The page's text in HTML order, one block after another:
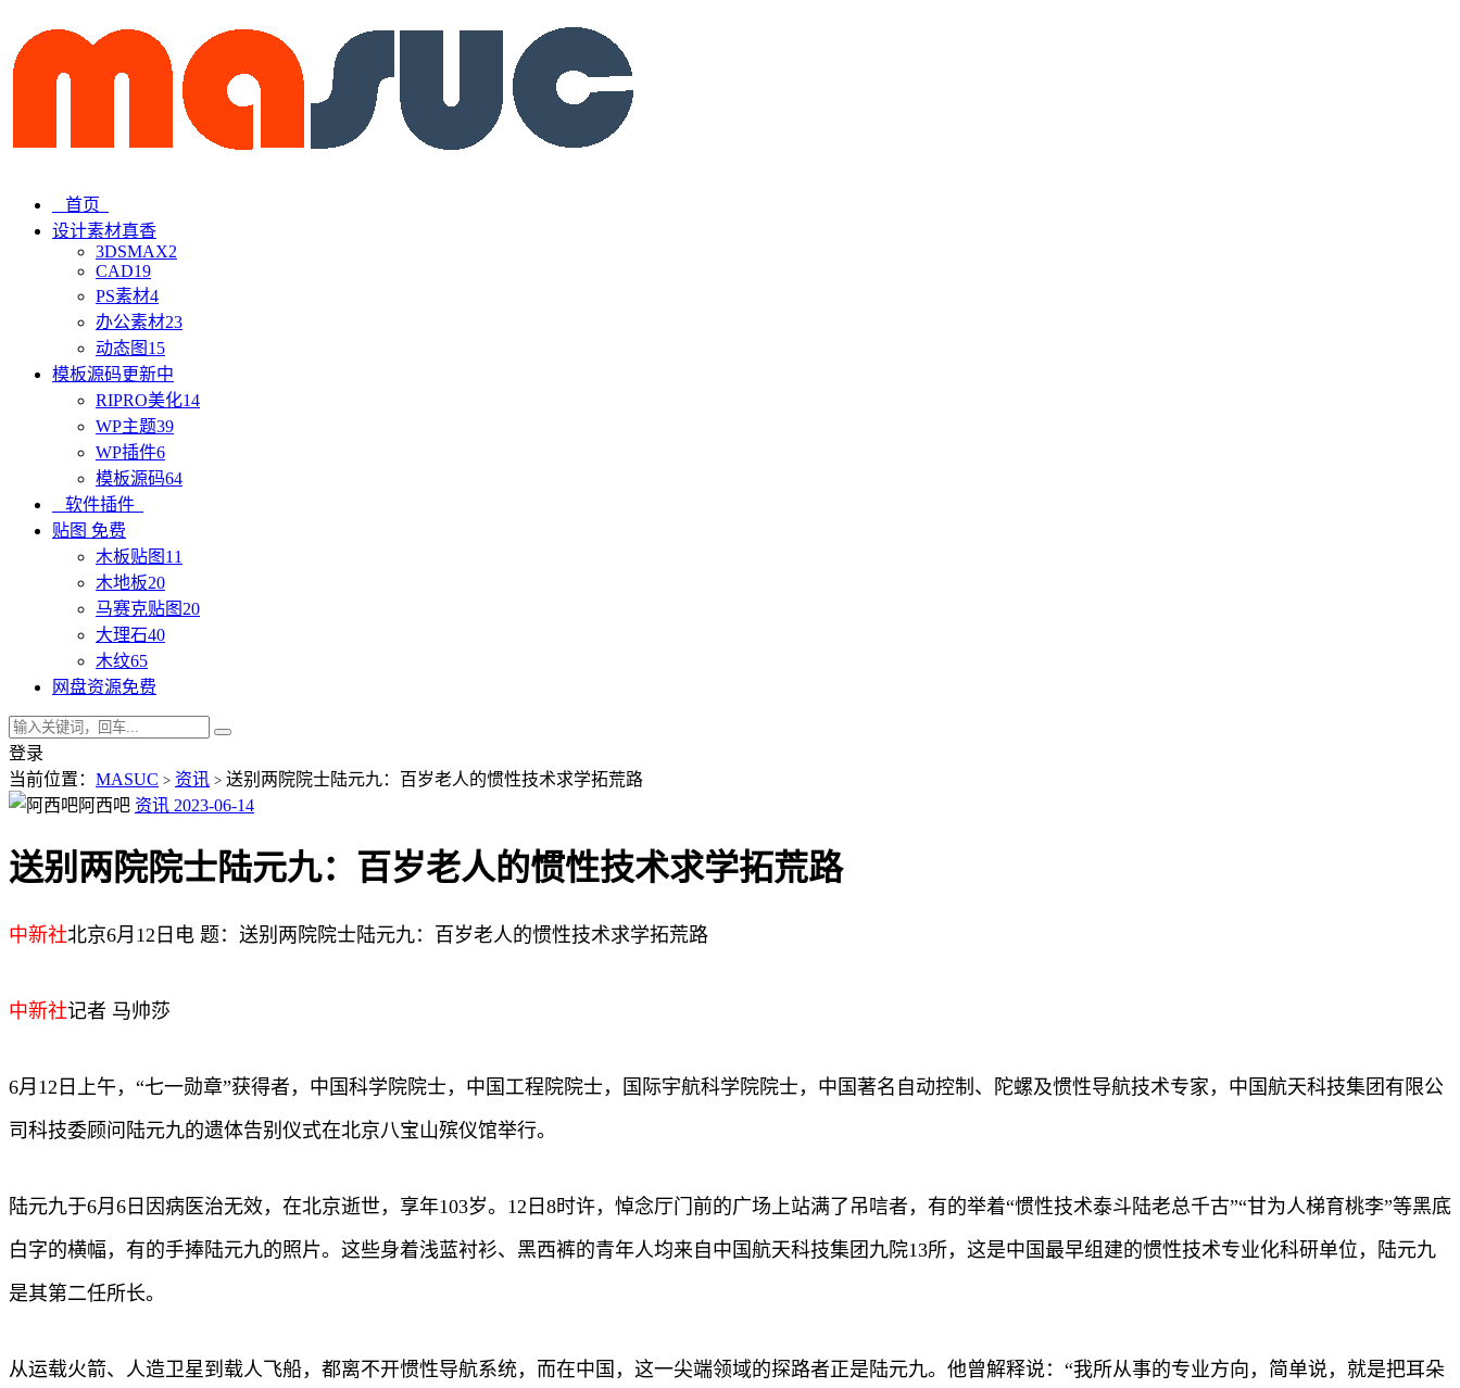
首页
设计素材真香
3DSMAX2
CAD19
PS素材4
办公素材23
动态图 15
模板源码更新中
RIPRO美化14
WP主题39
WP插件6
模板源码64
软件插件
贴图 免费
木板贴图 11
木地板20
马赛克贴图 20
大理石40
木纹65
网盘资源免费
登录
当前位置： MASUC > 资讯 > 送别两院院士陆元九：百岁老人的惯性技术求学拓荒路
阿西吧 资讯 2023-06-14
送别两院院士陆元九：百岁老人的惯性技术求学拓荒路
中新社北京6月12日电 题：送别两院院士陆元九：百岁老人的惯性技术求学拓荒路
中新社记者 马帅莎
6月12日上午，“七一勋章”获得者，中国科学院院士，中国工程院院士，国际宇航科学院院士，中国著名自动控制、陀螺及惯性导航技术专家，中国航天科技集团有限公
司科技委顾问陆元九的遗体告别仪式在北京八宝山殡仪馆举行。
陆元九于6月6日因病医治无效，在北京逝世，享年103岁。12日8时许，悼念厅门前的广场上站满了吊唁者，有的举着“惯性技术泰斗陆老总千古”“甘为人梯育桃李”等黑底
白字的横幅，有的手捧陆元九的照片。这些身着浅蓝衬衫、黑西裤的青年人均来自中国航天科技集团九院13所，这是中国最早组建的惯性技术专业化科研单位，陆元九
是其第二任所长。
从运载火箭、人造卫星到载人飞船，都离不开惯性导航系统，而在中国，这一尖端领域的探路者正是陆元九。他曾解释说：“我所从事的专业方向，简单说，就是把耳朵